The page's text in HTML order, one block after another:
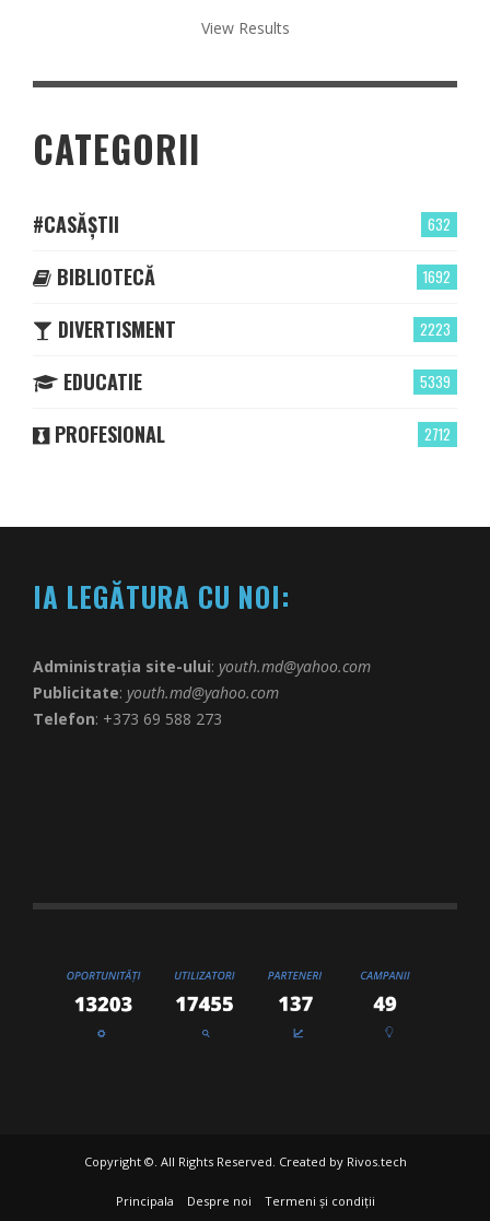
View Results
CATEGORII
632
#CASĂȘTII
1692
BIBLIOTECĂ
2223
DIVERTISMENT
5339
EDUCATIE
2712
PROFESIONAL
IA LEGĂTURA CU NOI:
Administrația site-ului: youth.md@yahoo.com
Publicitate: youth.md@yahoo.com
Telefon: +373 69 588 273
Copyright ©. All Rights Reserved. Created by Rivos.tech
Principala Despre noi
Termeni și condiții